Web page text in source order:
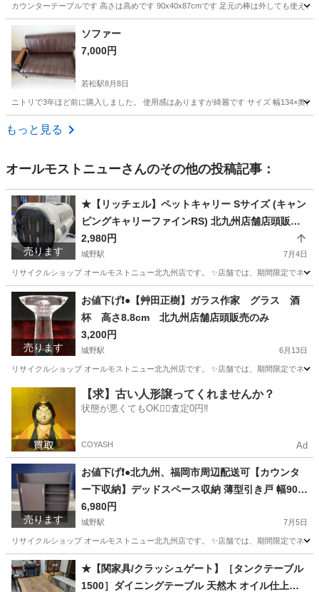
カウンターテーブルです 高さは高めです 90x40x87cmです 足元の棒は外しても使えま
大野城市
ソファー
7,000円
若松駅8月8日
ニトリで3年ほど前に購入しました。 使用感はありますが綺麗です サイズ 幅134×奥行
福岡 北九州市
もっと見る
オールモストニューさんのその他の投稿記事：
売ります
★【リッチェル】ペットキャリー Sサイズ (キャン
ピングキャリーファインRS) 北九州店舗店頭販売
のみ
2,980円
城野駅 7月4日
リサイクルショップ オールモストニュー北九州店です。 ✨️店舗では、期間限定でネ
福岡 北九州市 城野駅 その他 商品
売ります
お値下げ❗️●【艸田正樹】ガラス作家 グラス 酒
杯 高さ8.8cm 北九州店舗店頭販売のみ
3,200円
城野駅 6月13日
リサイクルショップ オールモストニュー北九州店です。 ✨️店舗では、期間限定でネ
城野駅 食器 商品
【求】古い人形譲ってくれませんか？
状態が悪くてもOK🙆‍♀️査定0円‼️
COYASH Ad
売ります
お値下げ❗️●北九州、福岡市周辺配送可【カウンタ
ー下収納】デッドスペース収納 薄型引き戸 幅90c
m 【配達に設置込み】💳自社配送時🌟代引き可💳
※現金、クレジット、スマホ決済対応※ 【配達は
要決済前問い合わせ】
6,980円
城野駅 7月5日
リサイクルショップ オールモストニュー北九州店です。 ✨️店舗では、期間限定でネ
福岡 北九州市 城野駅 収納家具 商品
★【関家具/クラッシュゲート】［タンクテーブル
1500］ダイニングテーブル 天然木 オイル仕上げ